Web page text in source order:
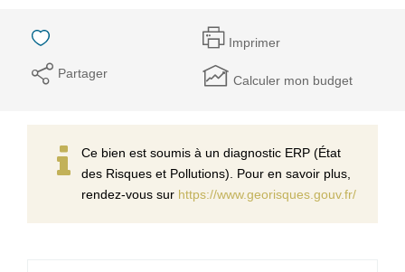
Imprimer
Partager Calculer mon budget
Ce bien est soumis à un diagnostic ERP (État
des Risques et Pollutions). Pour en savoir plus,
rendez-vous sur https://www.georisques.gouv.fr/